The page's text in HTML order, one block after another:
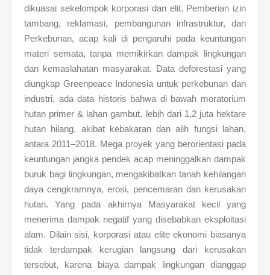
dikuasai sekelompok korporasi dan elit. Pemberian izin
tambang, reklamasi, pembangunan infrastruktur, dan
Perkebunan, acap kali di pengaruhi pada keuntungan
materi semata, tanpa memikirkan dampak lingkungan
dan kemaslahatan masyarakat. Data deforestasi yang
diungkap Greenpeace Indonesia untuk perkebunan dan
industri, ada data historis bahwa di bawah moratorium
hutan primer & lahan gambut, lebih dari 1,2 juta hektare
hutan hilang, akibat kebakaran dan alih fungsi lahan,
antara 2011–2018. Mega proyek yang berorientasi pada
keuntungan jangka pendek acap meninggalkan dampak
buruk bagi lingkungan, mengakibatkan tanah kehilangan
daya cengkramnya, erosi, pencemaran dan kerusakan
hutan. Yang pada akhirnya Masyarakat kecil yang
menerima dampak negatif yang disebabkan eksploitasi
alam. Dilain sisi, korporasi atau elite ekonomi biasanya
tidak terdampak kerugian langsung dari kerusakan
tersebut, karena biaya dampak lingkungan dianggap